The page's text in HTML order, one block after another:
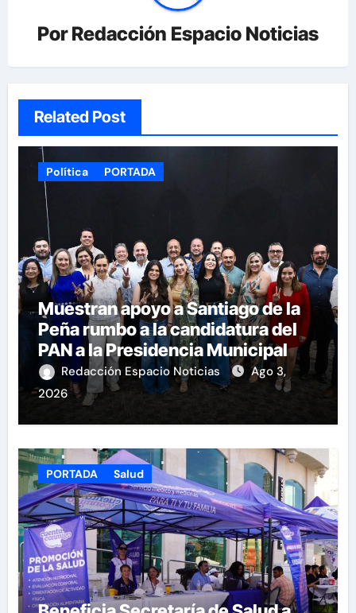
PorRedacción Espacio Noticias
Related Post
Política PORTADA
Muestran apoyo a Santiago de la
Peña rumbo a la candidatura del
PAN a la Presidencia Municipal
Redacción Espacio Noticias
Ago 3,
2026
PORTADA Salud